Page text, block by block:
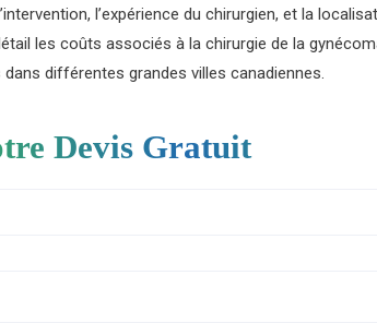
l’expérience du chirurgien, et la
les coûts associés à la chirurgie de la
différentes grandes villes canadiennes.
Devis Gratuit